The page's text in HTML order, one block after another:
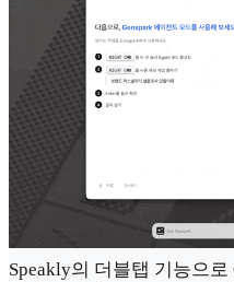
Speakly의 더블탭 기능으